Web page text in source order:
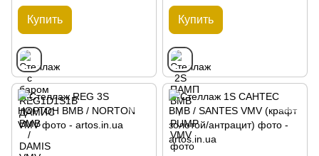
Купить Купить